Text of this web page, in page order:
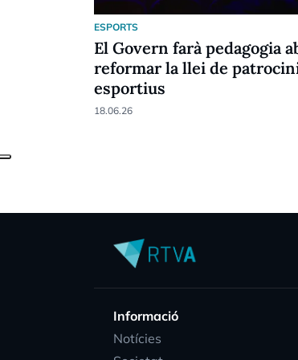
ESPORTS
El Govern farà pedagogia
reformar la llei de
esportius
18.06.26
Informació
Notícies